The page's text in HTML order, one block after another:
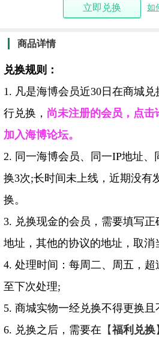
立即兑换 如
商品详情
兑换规则：
1. 凡是海博会员近30日在商城
行兑换， 尚未注册的会员， 点击
加入海博论坛。
2. 同一海博会员、同一IP地址
换3次;长时间未上线，近期没有
换。
3. 兑换现金的会员，需要填写正
地址，其他的协议的地址，取消
4. 处理时间：每周二、周五，超
至下次处理;
5. 商城实物一经兑换不得更换
6. 兑换之后，需要在 【福利兑换